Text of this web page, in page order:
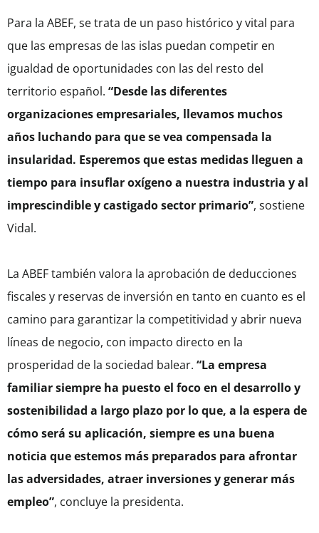
Para la ABEF, se trata de un paso histórico y vital para
que las empresas de las islas puedan competir en
igualdad de oportunidades con las del resto del
territorio español. “Desde las diferentes
organizaciones empresariales, llevamos muchos
años luchando para que se vea compensada la
insularidad. Esperemos que estas medidas lleguen a
tiempo para insuflar oxígeno a nuestra industria y al
imprescindible y castigado sector primario”, sostiene
Vidal.
La ABEF también valora la aprobación de deducciones
fiscales y reservas de inversión en tanto en cuanto es el
camino para garantizar la competitividad y abrir nueva
líneas de negocio, con impacto directo en la
prosperidad de la sociedad balear. “La empresa
familiar siempre ha puesto el foco en el desarrollo y
sostenibilidad a largo plazo por lo que, a la espera de
cómo será su aplicación, siempre es una buena
noticia que estemos más preparados para afrontar
las adversidades, atraer inversiones y generar más
empleo”, concluye la presidenta.